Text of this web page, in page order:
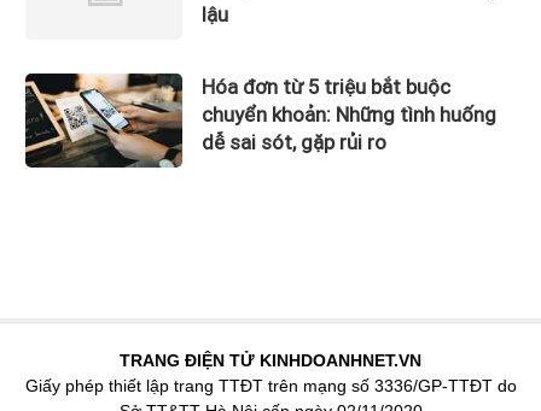
lậu
Hóa đơn từ 5 triệu bắt buộc
chuyển khoản: Những tình huống
dễ sai sót, gặp rủi ro
TRANG ĐIỆN TỬ KINHDOANHNET.VN
Giấy phép thiết lập trang TTĐT trên mạng số 3336/GP-TTĐT do